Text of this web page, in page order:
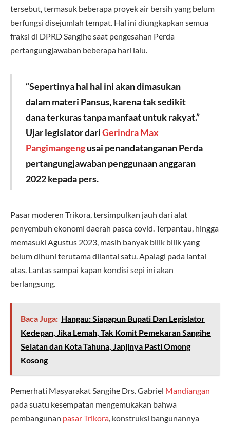
tersebut, termasuk beberapa proyek air bersih yang belum
berfungsi disejumlah tempat. Hal ini diungkapkan semua
fraksi di DPRD Sangihe saat pengesahan Perda
pertangungjawaban beberapa hari lalu.
“Sepertinya hal hal ini akan dimasukan
dalam materi Pansus, karena tak sedikit
dana terkuras tanpa manfaat untuk rakyat.”
Ujar legislator dariGerindraMax
Pangimangengusai penandatanganan Perda
pertangungjawaban penggunaan anggaran
2022 kepada pers.
Pasar moderen Trikora, tersimpulkan jauh dari alat
penyembuh ekonomi daerah pasca covid. Terpantau, hingga
memasuki Agustus 2023, masih banyak bilik bilik yang
belum dihuni terutama dilantai satu. Apalagi pada lantai
atas. Lantas sampai kapan kondisi sepi ini akan
berlangsung.
Baca Juga: Hangau: Siapapun Bupati Dan Legislator
Kedepan, Jika Lemah, Tak Komit Pemekaran Sangihe
Selatan dan Kota Tahuna, Janjinya Pasti Omong
Kosong
Pemerhati Masyarakat Sangihe Drs. Gabriel Mandiangan
pada suatu kesempatan mengemukakan bahwa
pembangunan pasar Trikora , konstruksi bangunannya